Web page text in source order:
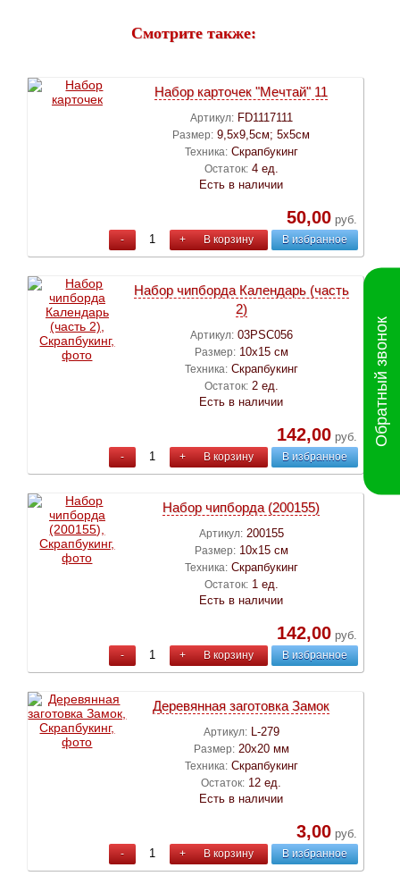
Смотрите также:
Набор карточек "Мечтай" 11
Артикул: FD1117111
Размер: 9,5х9,5см; 5х5см
Техника: Скрапбукинг
Остаток: 4 ед.
Есть в наличии
50,00руб.
- + В корзину В избранное
Набор чипборда Календарь (часть
2)
Артикул: 03PSC056
Размер: 10х15 см
Техника: Скрапбукинг
Остаток: 2 ед.
Есть в наличии
142,00руб.
- + В корзину В избранное
Набор чипборда (200155)
Артикул: 200155
Размер: 10х15 см
Техника: Скрапбукинг
Остаток: 1 ед.
Есть в наличии
142,00руб.
- + В корзину В избранное
Деревянная заготовка Замок
Артикул: L-279
Размер: 20х20 мм
Техника: Скрапбукинг
Остаток: 12 ед.
Есть в наличии
3,00руб.
- + В корзину В избранное
Обратный звонок